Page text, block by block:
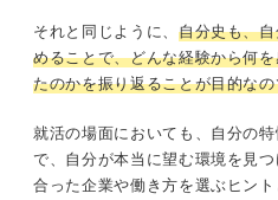
それと同じように、 自分史も、
めることで、どんな経験から何
たのかを振り返ることが目的な
就活の場面においても、自分の
で、自分が本当に望む環境を見
合った企業や働き方を選ぶヒン